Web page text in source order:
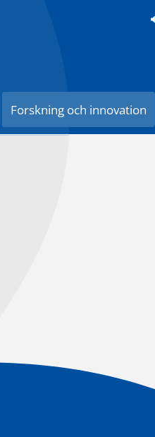
Forskning och innovation